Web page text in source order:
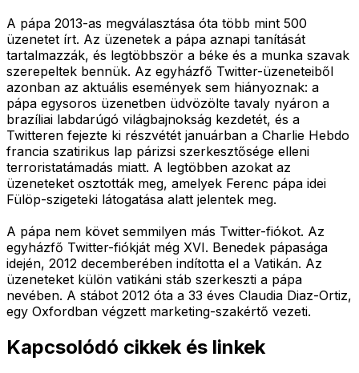
A pápa 2013-as megválasztása óta több mint 500
üzenetet írt. Az üzenetek a pápa aznapi tanítását
tartalmazzák, és legtöbbször a béke és a munka szavak
szerepeltek bennük. Az egyházfő Twitter-üzeneteiből
azonban az aktuális események sem hiányoznak: a
pápa egysoros üzenetben üdvözölte tavaly nyáron a
brazíliai labdarúgó világbajnokság kezdetét, és a
Twitteren fejezte ki részvétét januárban a Charlie Hebdo
francia szatirikus lap párizsi szerkesztősége elleni
terroristatámadás miatt. A legtöbben azokat az
üzeneteket osztották meg, amelyek Ferenc pápa idei
Fülöp-szigeteki látogatása alatt jelentek meg.
A pápa nem követ semmilyen más Twitter-fiókot. Az
egyházfő Twitter-fiókját még XVI. Benedek pápasága
idején, 2012 decemberében indította el a Vatikán. Az
üzeneteket külön vatikáni stáb szerkeszti a pápa
nevében. A stábot 2012 óta a 33 éves Claudia Diaz-Ortiz,
egy Oxfordban végzett marketing-szakértő vezeti.
Kapcsolódó cikkek és linkek